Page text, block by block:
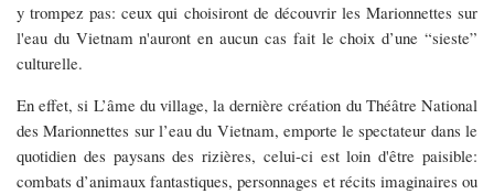
y trompez pas: ceux qui choisiront de découvrir les Marionnettes sur
l'eau du Vietnam n'auront en aucun cas fait le choix d’une “sieste”
culturelle.
En effet, si L’âme du village, la dernière création du Théâtre National
des Marionnettes sur l’eau du Vietnam, emporte le spectateur dans le
quotidien des paysans des rizières, celui-ci est loin d'être paisible:
combats d’animaux fantastiques, personnages et récits imaginaires ou